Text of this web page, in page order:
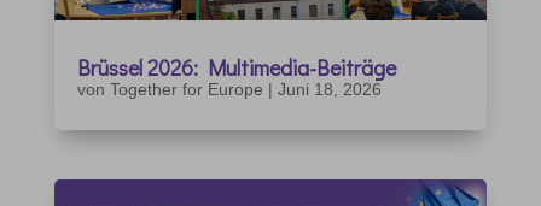
Brüssel 2026: Multimedia-Beiträge
von Together for Europe | Juni 18, 2026